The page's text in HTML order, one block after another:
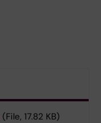
(File, 17.82 KB)